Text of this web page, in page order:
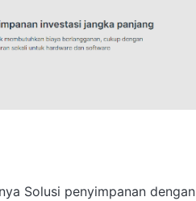
Solusi penyimpanan dengan